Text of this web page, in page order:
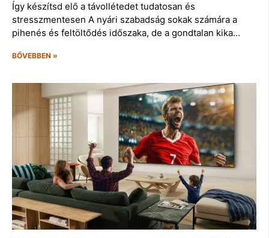
Így készítsd elő a távollétedet tudatosan és
stresszmentesen A nyári szabadság sokak számára a
pihenés és feltöltődés időszaka, de a gondtalan kika…
BŐVEBBEN »